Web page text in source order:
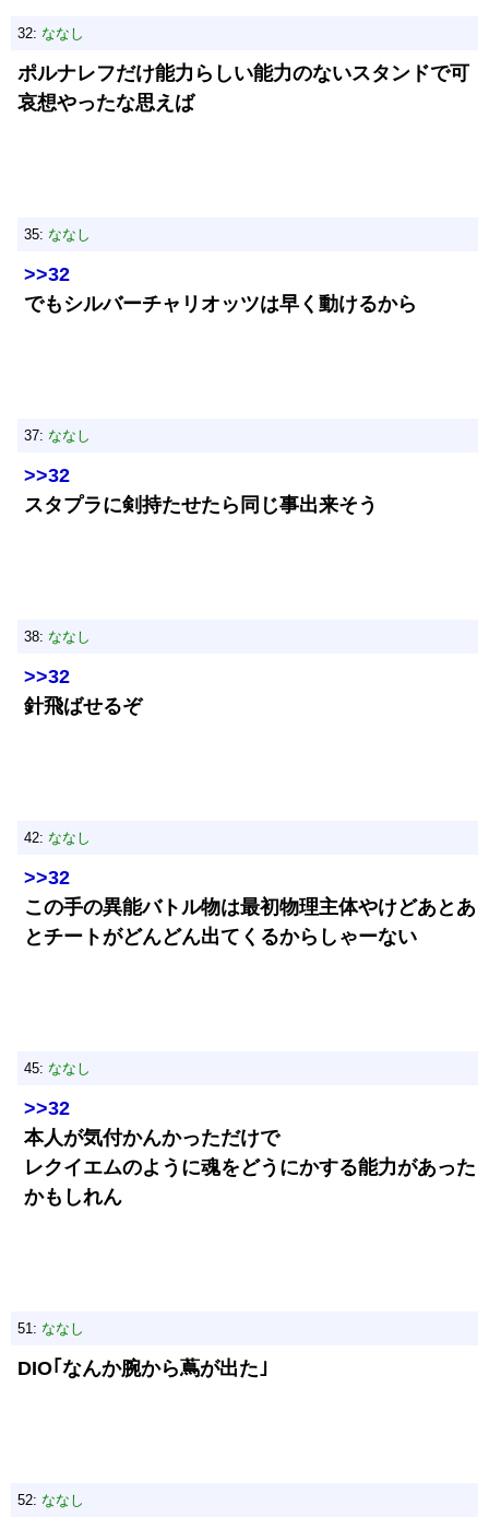
32: ななし
ポルナレフだけ能力らしい能力のないスタンドで可
哀想やったな思えば
35: ななし
>>32
でもシルバーチャリオッツは早く動けるから
37: ななし
>>32
スタプラに剣持たせたら同じ事出来そう
38: ななし
>>32
針飛ばせるぞ
42: ななし
>>32
この手の異能バトル物は最初物理主体やけどあとあ
とチートがどんどん出てくるからしゃーない
45: ななし
>>32
本人が気付かんかっただけで
レクイエムのように魂をどうにかする能力があった
かもしれん
51: ななし
DIO｢なんか腕から蔦が出た｣
52: ななし